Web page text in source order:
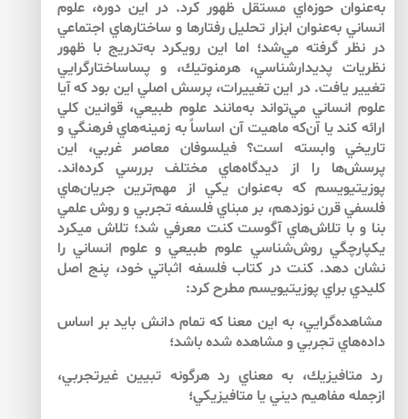
به‌عنوان حوزه‌اي مستقل ظهور كرد. در اين دوره، علوم
انساني به‌عنوان ابزار تحليل رفتارها و ساختارهاي اجتماعي
در نظر گرفته مي‌شد؛ اما اين رويكرد به‌تدريج با ظهور
نظريات پديدارشناسي، هرمنوتيك، و پساساختارگرايي
تغيير يافت. در اين تغييرات، پرسش اصلي اين بود كه آيا
علوم انساني مي‌تواند به‌مانند علوم طبيعي، قوانين كلي
ارائه كند يا آن‌كه ماهيت آن اساساً به زمينه‌هاي فرهنگي و
تاريخي وابسته است؟ فيلسوفان معاصر غربي، اين
پرسش‌ها را از ديدگاه‌هاي مختلف بررسي كرده‌اند.
پوزيتيويسم كه به‌عنوان يكي از مهم‌ترين جريان‌هاي
فلسفي قرن نوزدهم، بر مبناي فلسفه تجربي و روش علمي
بنا و با تلاش‌هاي آگوست كنت معرفي شد؛ تلاش مي­كرد
يكپارچگي روش‌شناسي علوم طبيعي و علوم انساني را
نشان دهد. كنت در كتاب فلسفه اثباتي خود، پنج اصل
كليدي براي پوزيتيويسم مطرح كرد:
مشاهده‌گرايي، به اين معنا كه تمام دانش بايد بر اساس
داده‌هاي تجربي و مشاهده ‌شده باشد؛
رد متافيزيك، به معناي رد هرگونه تبيين غيرتجربي،
ازجمله مفاهيم ديني يا متافيزيكي؛